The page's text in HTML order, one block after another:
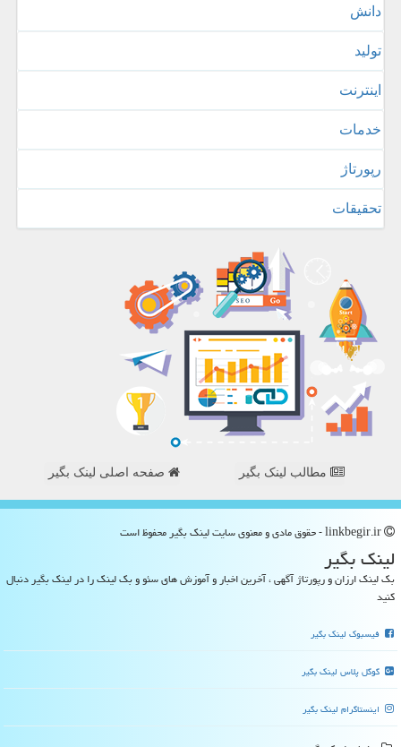
دانش
تولید
اینترنت
خدمات
رپورتاژ
تحقیقات
مطالب لینک بگیر صفحه اصلی لینک بگیر
لینك بگیر
بک لینک ارزان و رپورتاژ آگهی ، آخرین اخبار و آموزش های سئو و بک لینک را در لینک بگیر دنبال
کنید
فیسبوک لینک بگیر
گوگل پلاس لینک بگیر
اینستاگرام لینک بگیر